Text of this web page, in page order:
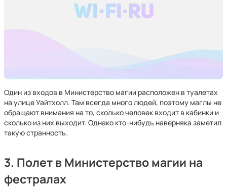
Один из входов в Министерство магии расположен в туалетах
на улице Уайтхолл. Там всегда много людей, поэтому маглы не
обращают внимания на то, сколько человек входит в кабинки и
сколько из них выходит. Однако кто-нибудь наверняка заметил
такую странность.
3. Полет в Министерство магии на
фестралах